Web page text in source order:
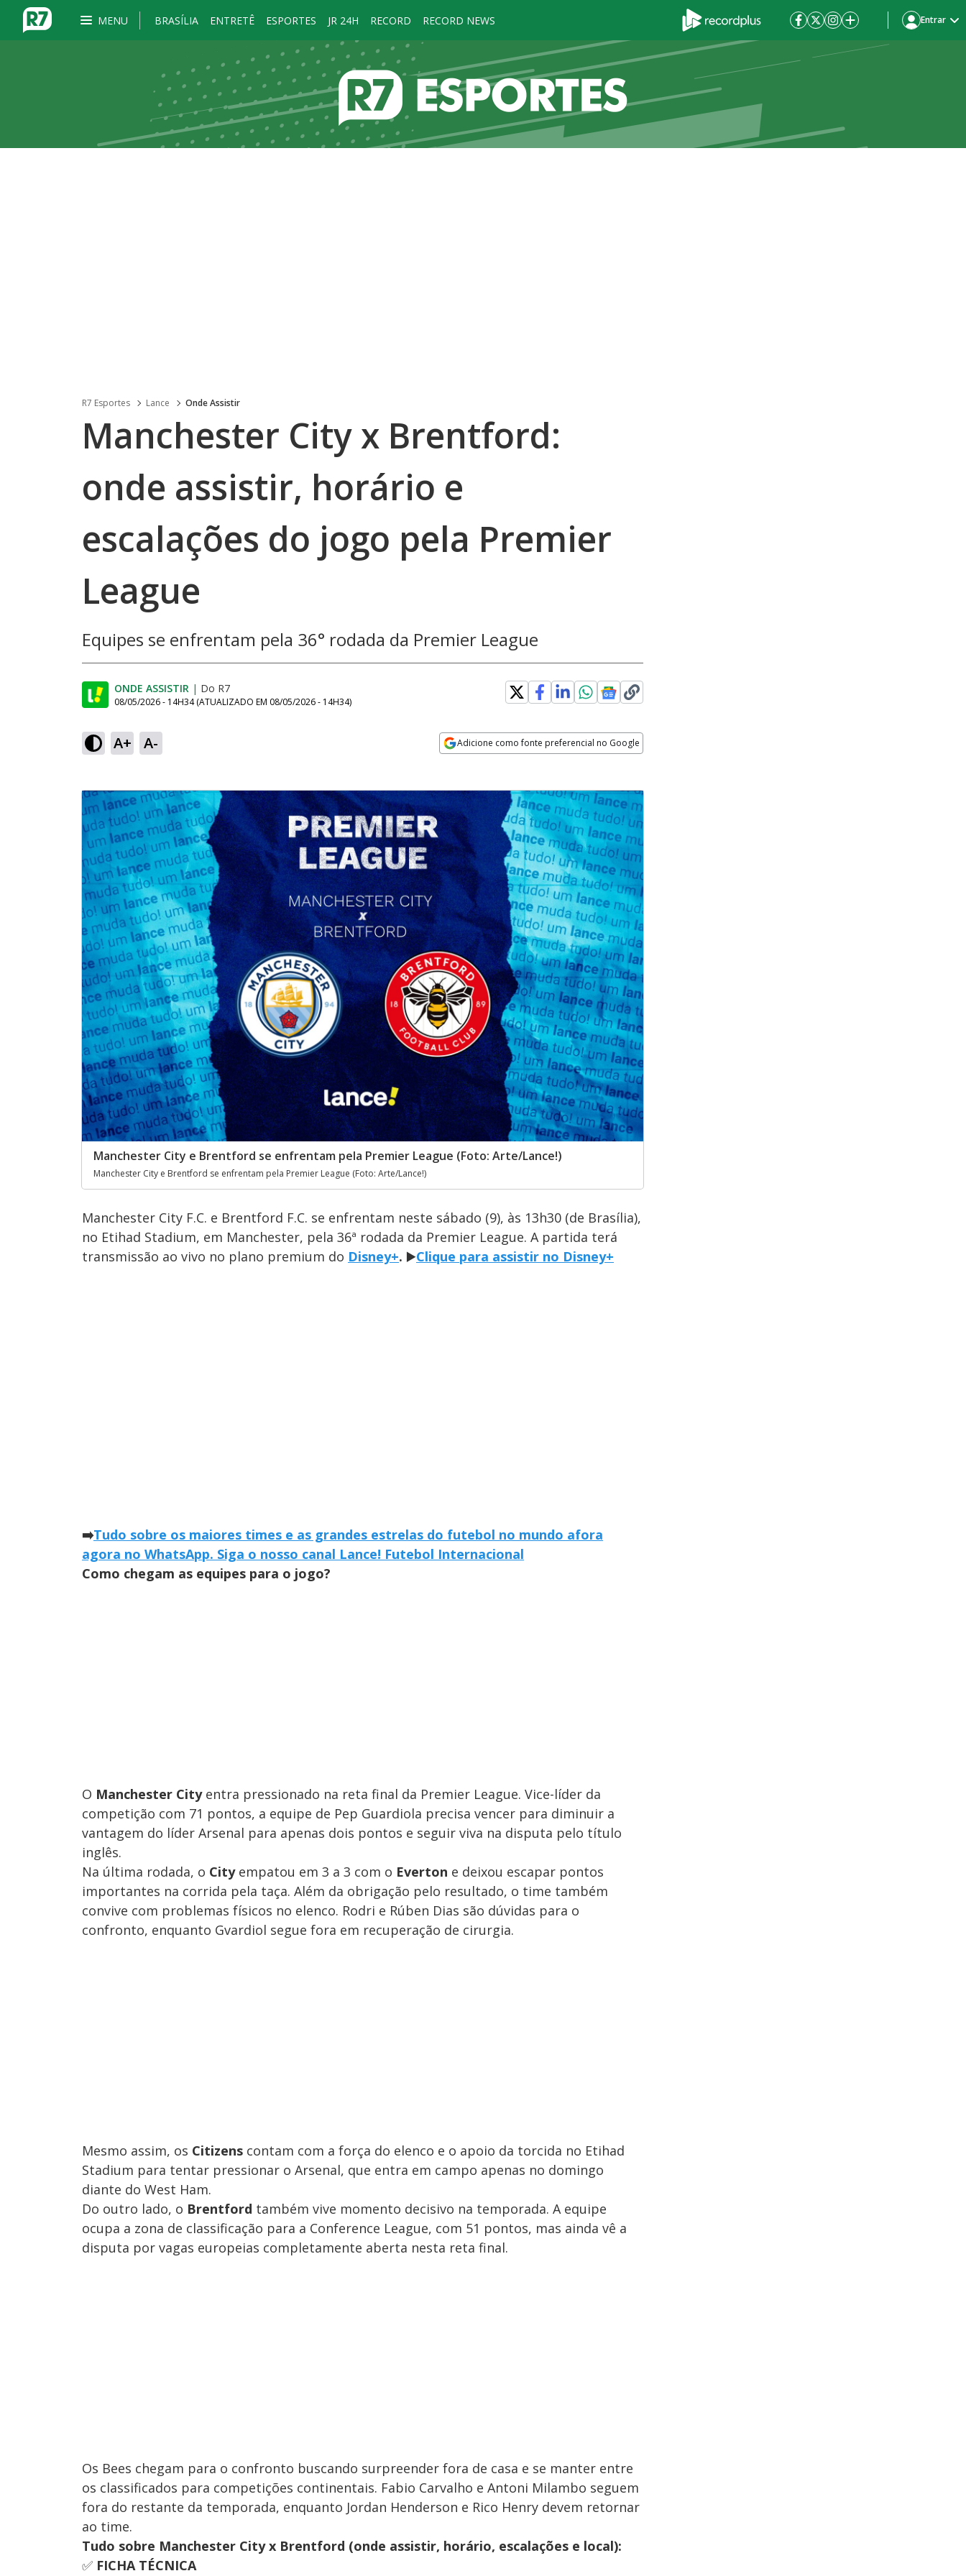
MENU BRASÍLIA ENTRETÊ ESPORTES JR 24H RECORD RECORD NEWS Entrar
R7 Esportes Lance Onde Assistir
Manchester City x Brentford:
onde assistir, horário e
escalações do jogo pela Premier
League
Equipes se enfrentam pela 36° rodada da Premier League
ONDE ASSISTIR | Do R7
08/05/2026 - 14H34 (ATUALIZADO EM 08/05/2026 - 14H34)
A+ A- Adicione como fonte preferencial no Google
Manchester City e Brentford se enfrentam pela Premier League (Foto: Arte/Lance!)
Manchester City e Brentford se enfrentam pela Premier League (Foto: Arte/Lance!)
Manchester City F.C. e Brentford F.C. se enfrentam neste sábado (9), às 13h30 (de Brasília),
no Etihad Stadium, em Manchester, pela 36ª rodada da Premier League. A partida terá
transmissão ao vivo no plano premium do Disney+. ▶️Clique para assistir no Disney+
➡️Tudo sobre os maiores times e as grandes estrelas do futebol no mundo afora
agora no WhatsApp. Siga o nosso canal Lance! Futebol Internacional
Como chegam as equipes para o jogo?
O Manchester Cityentra pressionado na reta final da Premier League. Vice-líder da
competição com 71 pontos, a equipe de Pep Guardiola precisa vencer para diminuir a
vantagem do líder Arsenal para apenas dois pontos e seguir viva na disputa pelo título
inglês.
Na última rodada, o Cityempatou em 3 a 3 com o Everton e deixou escapar pontos
importantes na corrida pela taça. Além da obrigação pelo resultado, o time também
convive com problemas físicos no elenco. Rodri e Rúben Dias são dúvidas para o
confronto, enquanto Gvardiol segue fora em recuperação de cirurgia.
Mesmo assim, os Citizens contam com a força do elenco e o apoio da torcida no Etihad
Stadium para tentar pressionar o Arsenal, que entra em campo apenas no domingo
diante do West Ham.
Do outro lado, o Brentford também vive momento decisivo na temporada. A equipe
ocupa a zona de classificação para a Conference League, com 51 pontos, mas ainda vê a
disputa por vagas europeias completamente aberta nesta reta final.
Os Bees chegam para o confronto buscando surpreender fora de casa e se manter entre
os classificados para competições continentais. Fabio Carvalho e Antoni Milambo seguem
fora do restante da temporada, enquanto Jordan Henderson e Rico Henry devem retornar
ao time.
Tudo sobre Manchester City x Brentford (onde assistir, horário, escalações e local):
✅ FICHA TÉCNICA